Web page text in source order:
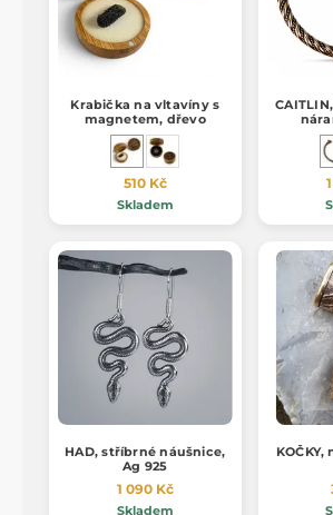
Krabička na vltavíny s
magnetem, dřevo
510 Kč
Skladem
HAD, stříbrné náušnice,
Ag 925
1 090 Kč
Skladem